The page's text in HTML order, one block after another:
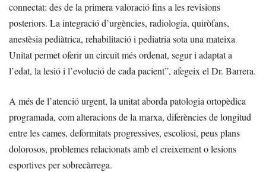
connectat: des de la primera valoració fins a les revisions
posteriors. La integració d’urgències, radiologia, quiròfans,
anestèsia pediàtrica, rehabilitació i pediatria sota una mateixa
Unitat permet oferir un circuit més ordenat, segur i adaptat a
l’edat, la lesió i l’evolució de cada pacient”, afegeix el Dr. Barrera.
A més de l’atenció urgent, la unitat aborda patologia ortopèdica
programada, com alteracions de la marxa, diferències de longitud
entre les cames, deformitats progressives, escoliosi, peus plans
dolorosos, problemes relacionats amb el creixement o lesions
esportives per sobrecàrrega.